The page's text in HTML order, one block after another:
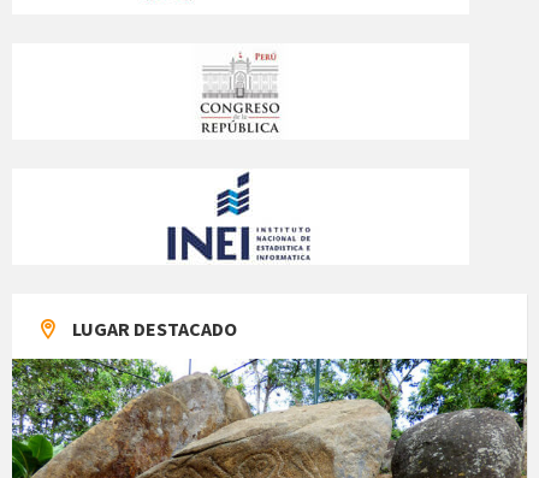
LUGAR DESTACADO